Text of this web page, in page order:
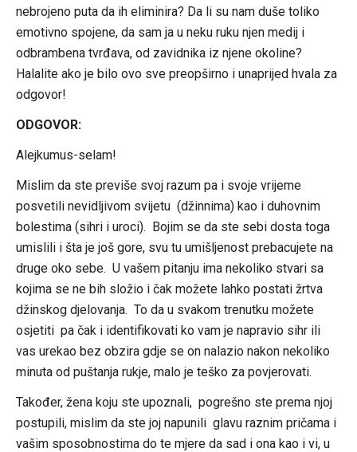
nebrojeno puta da ih eliminira? Da li su nam duše toliko
emotivno spojene, da sam ja u neku ruku njen medij i
odbrambena tvrđava, od zavidnika iz njene okoline?
Halalite ako je bilo ovo sve preopširno i unaprijed hvala za
odgovor!
ODGOVOR:
Alejkumus-selam!
Mislim da ste previše svoj razum pa i svoje vrijeme
posvetili nevidljivom svijetu (džinnima) kao i duhovnim
bolestima (sihri i uroci). Bojim se da ste sebi dosta toga
umislili i šta je još gore, svu tu umišljenost prebacujete na
druge oko sebe. U vašem pitanju ima nekoliko stvari sa
kojima se ne bih složio i čak možete lahko postati žrtva
džinskog djelovanja. To da u svakom trenutku možete
osjetiti pa čak i identifikovati ko vam je napravio sihr ili
vas urekao bez obzira gdje se on nalazio nakon nekoliko
minuta od puštanja rukje, malo je teško za povjerovati.
Također, žena koju ste upoznali, pogrešno ste prema njoj
postupili, mislim da ste joj napunili glavu raznim pričama i
vašim sposobnostima do te mjere da sad i ona kao i vi, u